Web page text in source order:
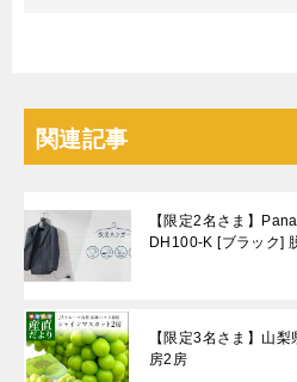
関連記事
【限定2名さま】
DH100-K [ブラック]
【限定3名さま】山
房2房